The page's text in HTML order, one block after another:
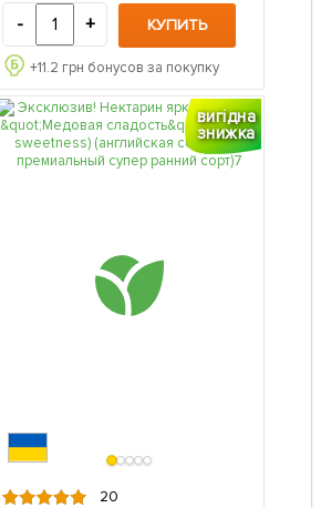
- + КУПИТЬ
+11.2 грн бонусов за покупку
вигідна
знижка
20